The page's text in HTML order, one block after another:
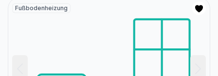
Fußbodenheizung